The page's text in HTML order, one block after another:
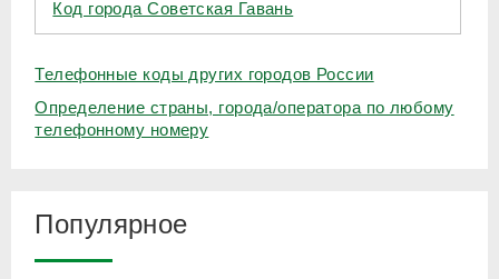
Код города Советская Гавань
Телефонные коды других городов России
Определение страны, города/оператора по любому
телефонному номеру
Популярное